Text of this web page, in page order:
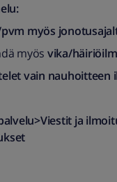
myös
myös vika/
vain nauhoitteen
ja